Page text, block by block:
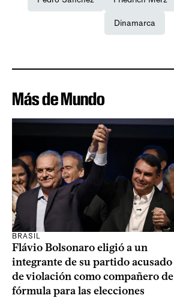
Dinamarca
Más de Mundo
BRASIL
Flávio Bolsonaro eligió a un
integrante de su partido acusado
de violación como compañero de
fórmula para las elecciones